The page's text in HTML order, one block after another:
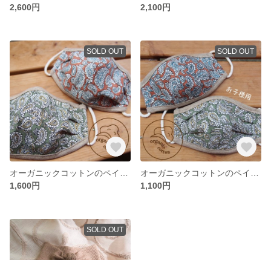
2,600円
2,100円
SOLD OUT
1,600円
SOLD OUT
1,100円
SOLD OUT